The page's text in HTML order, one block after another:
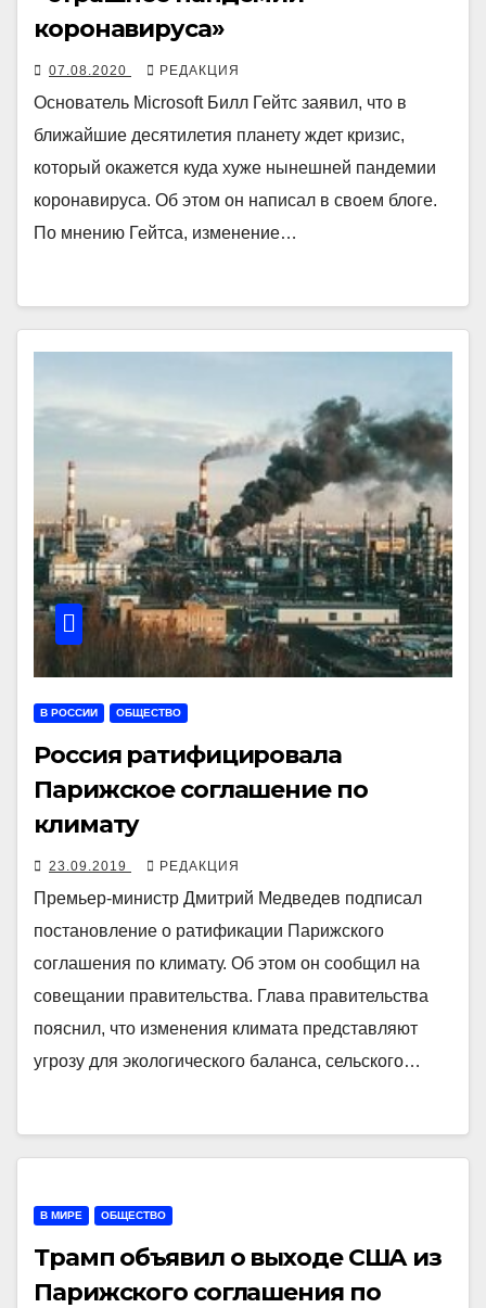
коронавируса»
07.08.2020 РЕДАКЦИЯ
Основатель Microsoft Билл Гейтс заявил, что в
ближайшие десятилетия планету ждет кризис,
который окажется куда хуже нынешней пандемии
коронавируса. Об этом он написал в своем блоге.
По мнению Гейтса, изменение…
В РОССИИ ОБЩЕСТВО
Россия ратифицировала
Парижское соглашение по
климату
23.09.2019 РЕДАКЦИЯ
Премьер-министр Дмитрий Медведев подписал
постановление о ратификации Парижского
соглашения по климату. Об этом он сообщил на
совещании правительства. Глава правительства
пояснил, что изменения климата представляют
угрозу для экологического баланса, сельского…
В МИРЕ ОБЩЕСТВО
Трамп объявил о выходе США из
Парижского соглашения по